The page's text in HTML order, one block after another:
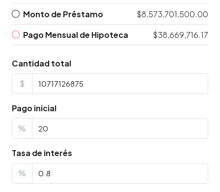
Monto de Préstamo
$8,573,701,500.00
Pago Mensual de Hipoteca
$38,669,716.17
Cantidad total
$
Pago inicial
%
Tasa de interés
%